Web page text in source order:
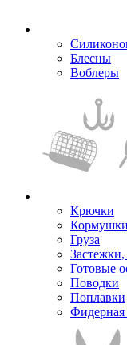
Блесны
Воблеры
Крючки
Кормушки
Груза
Готовые
Поводки
Поплавки
Фидерная